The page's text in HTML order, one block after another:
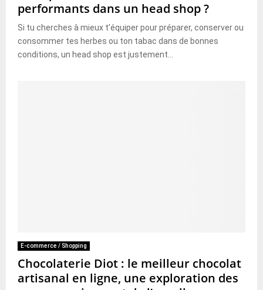
performants dans un head shop ?
Si tu cherches à mieux t’équiper pour préparer, conserver ou
consommer tes herbes ou ton tabac dans de bonnes
conditions, un head shop est justement...
E-commerce / Shopping
Chocolaterie Diot : le meilleur chocolat
artisanal en ligne, une exploration des